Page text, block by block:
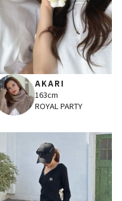
AKARI
163cm
ROYAL PARTY